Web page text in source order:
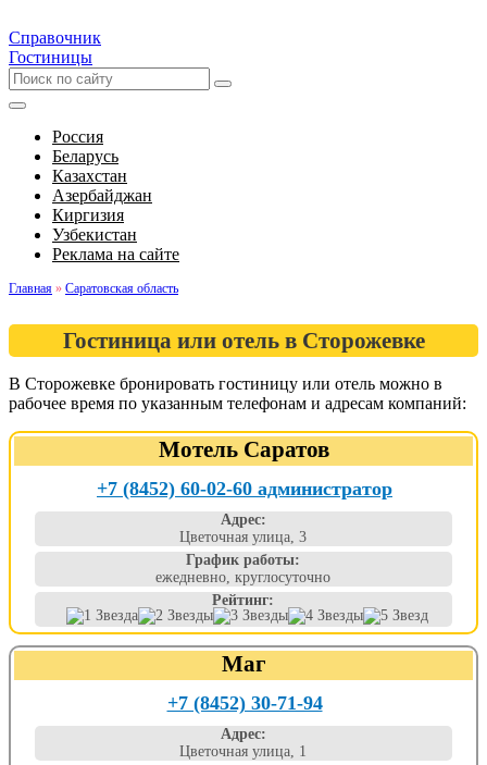
Справочник
Гостиницы
Россия
Беларусь
Казахстан
Азербайджан
Киргизия
Узбекистан
Реклама на сайте
Главная » Саратовская область
Гостиница или отель в Сторожевке
В Сторожевке бронировать гостиницу или отель можно в
рабочее время по указанным телефонам и адресам компаний:
Мотель Саратов
+7 (8452) 60-02-60 администратор
Адрес:
Цветочная улица, 3
График работы:
ежедневно, круглосуточно
Рейтинг:
Маг
+7 (8452) 30-71-94
Адрес:
Цветочная улица, 1